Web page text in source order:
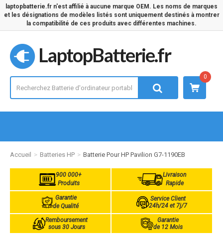
laptopbatterie.fr n'est affilié à aucune marque OEM. Les noms de marques
et les désignations de modèles listés sont uniquement destinés à montrer
la compatibilité de ces produits avec différentes machines.
LaptopBatterie.fr
0
Accueil Batteries HP Batterie Pour HP Pavilion G7-1190EB
900 000+
Produits
Livraison
Rapide
Garantie
de Qualité
Service Client
24h/24 et 7j/7
Remboursement
sous 30 Jours
Garantie
de 12 Mois